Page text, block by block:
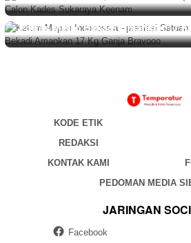
BERITA , DAERAH Agustus 6, 2026
Ketum Mapan Indonessia
Polres Metro Bekadi Amankan 17
KODE ETIK
REDAKSI
KONTAK KAMI
PEDOMAN MEDIA
JARINGAN
Facebook